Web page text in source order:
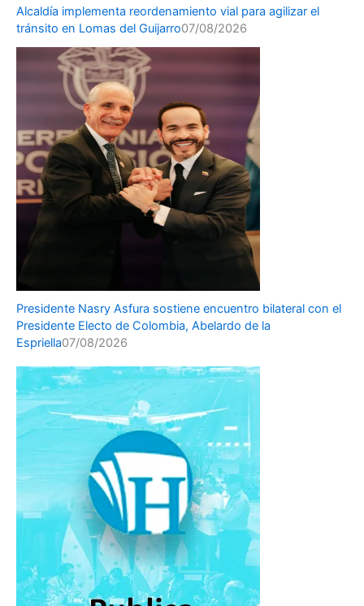
Alcaldía implementa reordenamiento vial para agilizar el
tránsito en Lomas del Guijarro07/08/2026
Presidente Nasry Asfura sostiene encuentro bilateral con el
Presidente Electo de Colombia, Abelardo de la
Espriella07/08/2026